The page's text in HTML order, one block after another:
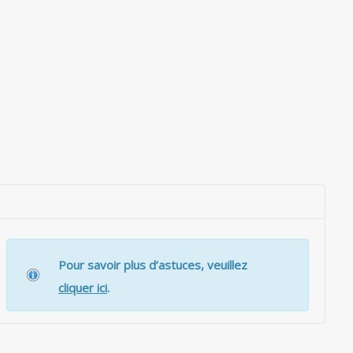
Pour savoir plus d’astuces, veuillez
cliquer ici.